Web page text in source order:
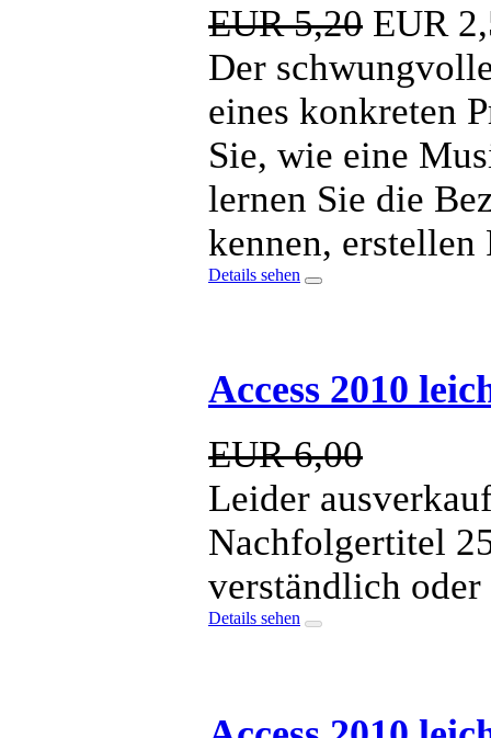
EUR 5,20 EUR
Der
eines konkreten
Sie, wie eine
lernen Sie die
kennen,
Details sehen
Access 2010
EUR 6,00
Leider
Nachfolgertitel
verständlich
Details sehen